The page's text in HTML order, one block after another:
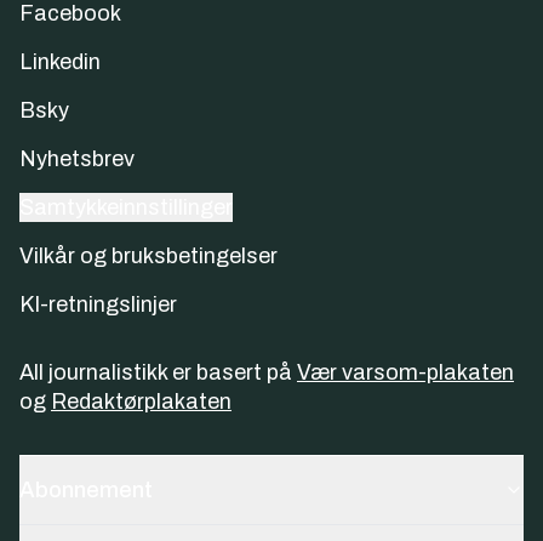
Facebook
Linkedin
Bsky
Nyhetsbrev
Vilkår og bruksbetingelser
KI-retningslinjer
All journalistikk er basert på Vær varsom-plakaten
og Redaktørplakaten